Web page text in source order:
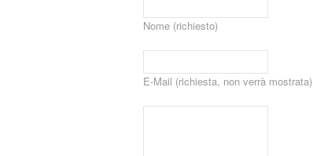
Nome (richiesto)
E-Mail (richiesta, non verrà mostrata)